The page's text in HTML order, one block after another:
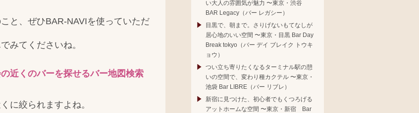
と、ぜひBAR-NAVIを使っていただ
みてくださいね。
近くのバーを探せるバー地図検索
に絞られますよね。
い大人の雰囲気が魅力 〜東京・渋谷
BAR Legacy（バー レガシー）
目黒で、朝まで。さりげないもてなしが
居心地のいい空間 〜東京・目黒 Bar Day
Break tokyo（バー デイ ブレイク トウキ
ョウ）
つい立ち寄りたくなるターミナル駅の憩
いの空間で、変わり種カクテル 〜東京・
池袋 Bar LIBRE（バー リブレ）
新宿に見つけた、初心者でもくつろげる
アットホームな空間 〜東京・新宿 Bar